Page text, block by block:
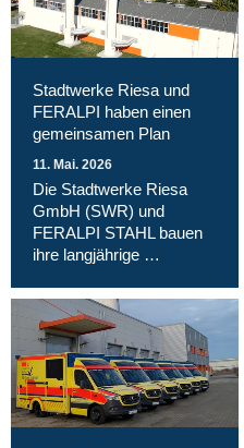
Stadtwerke Riesa und
FERALPI haben einen
gemeinsamen Plan
11. Mai. 2026
Die Stadtwerke Riesa
GmbH (SWR) und
FERALPI STAHL bauen
ihre langjährige …